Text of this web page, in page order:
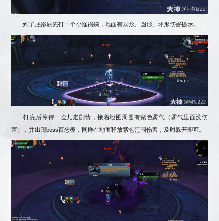
到了底部后先打一个小怪祸殃，地面有扇形、圆形、环形伤害提示。
打完后等待一会儿走剧情，接着地图周围有紫色雾气（雾气里面没伤
害），并出现boss百恶覆，同样在地面释放紫色范围伤害，及时躲开即可。